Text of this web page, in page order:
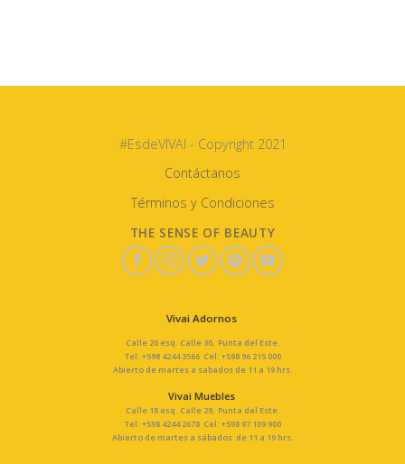
#EsdeVIVAI - Copyright 2021
Contáctanos
Términos y Condiciones
THE SENSE OF BEAUTY
Vivai Adornos
Calle 20 esq. Calle 30, Punta del Este.
Tel: +598 4244 3566 Cel: +598 96 215 000
Abierto de martes a sabados de 11 a 19 hrs.
Vivai Muebles
Calle 18 esq. Calle 29, Punta del Este.
Tel: +598 4244 2678 Cel: +598 97 109 900
Abierto de martes a sábados de 11 a 19 hrs.